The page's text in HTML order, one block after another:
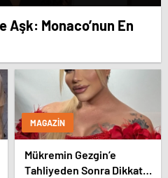
Aşk: Monaco’nun En
MAGAZIN
Mükremin Gezgin’e
Tahliyeden Sonra Dikkat